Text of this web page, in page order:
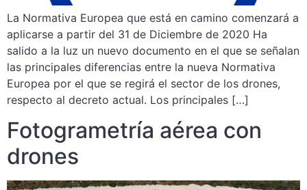
La Normativa Europea que está en camino comenzará a
aplicarse a partir del 31 de Diciembre de 2020 Ha
salido a la luz un nuevo documento en el que se señalan
las principales diferencias entre la nueva Normativa
Europea por el que se regirá el sector de los drones,
respecto al decreto actual. Los principales […]
Fotogrametría aérea con
drones